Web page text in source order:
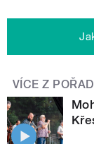
VÍCE Z